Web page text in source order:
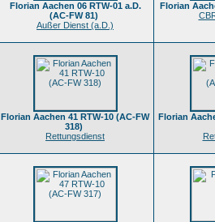
Florian Aachen 06 RTW-01 a.D.
(AC-FW 81)
Außer Dienst (a.D.)
Florian
Florian Aachen 41 RTW-10 (AC-FW
318)
Rettungsdienst
Florian